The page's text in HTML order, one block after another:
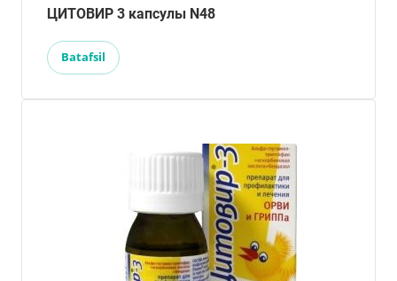
ЦИТОВИР 3 капсулы N48
Batafsil